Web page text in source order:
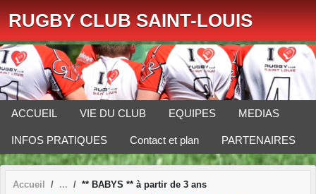
RUGBY CLUB SAINT-LOUIS
ACCUEIL VIE DU CLUB EQUIPES MEDIAS
INFOS PRATIQUES Contact et plan PARTENAIRES
Accueil ** BABYS ** à partir de 3 ans